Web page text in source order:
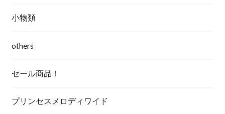
小物類
others
セール商品！
プリンセスメロディワイド